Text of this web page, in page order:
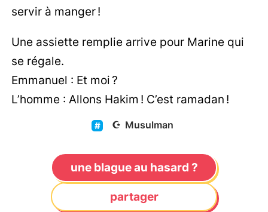
servir à manger !
Une assiette remplie arrive pour Marine qui
se régale.
Emmanuel : Et moi ?
L’homme : Allons Hakim ! C’est ramadan !
☪️ Musulman
une blague au hasard ?
partager